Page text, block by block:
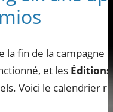
fin de la campagne
et les
Voici le calendrier